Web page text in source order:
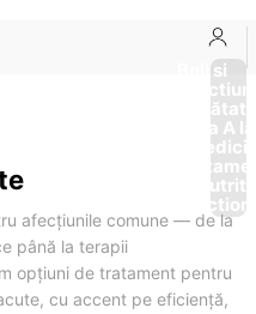
Boli si
Afectiuni
Sănătate
de la A
afecțiunile comune — de la
până la terapii
opțiuni de tratament pentru
cu accent pe eficiență,